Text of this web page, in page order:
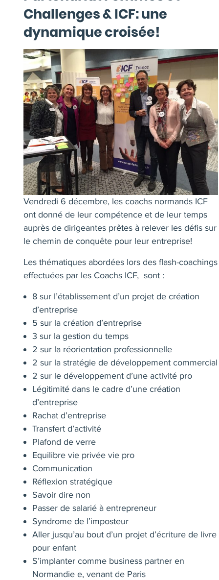
Challenges & ICF: une
dynamique croisée!
Vendredi 6 décembre, les coachs normands ICF
ont donné de leur compétence et de leur temps
auprès de dirigeantes prêtes à relever les défis sur
le chemin de conquête pour leur entreprise!
Les thématiques abordées lors des flash-coachings
effectuées par les Coachs ICF, sont :
8 sur l’établissement d’un projet de création
d’entreprise
5 sur la création d’entreprise
3 sur la gestion du temps
2 sur la réorientation professionnelle
2 sur la stratégie de développement commercial
2 sur le développement d’une activité pro
Légitimité dans le cadre d’une création
d’entreprise
Rachat d’entreprise
Transfert d’activité
Plafond de verre
Equilibre vie privée vie pro
Communication
Réflexion stratégique
Savoir dire non
Passer de salarié à entrepreneur
Syndrome de l’imposteur
Aller jusqu’au bout d’un projet d’écriture de livre
pour enfant
S’implanter comme business partner en
Normandie e, venant de Paris